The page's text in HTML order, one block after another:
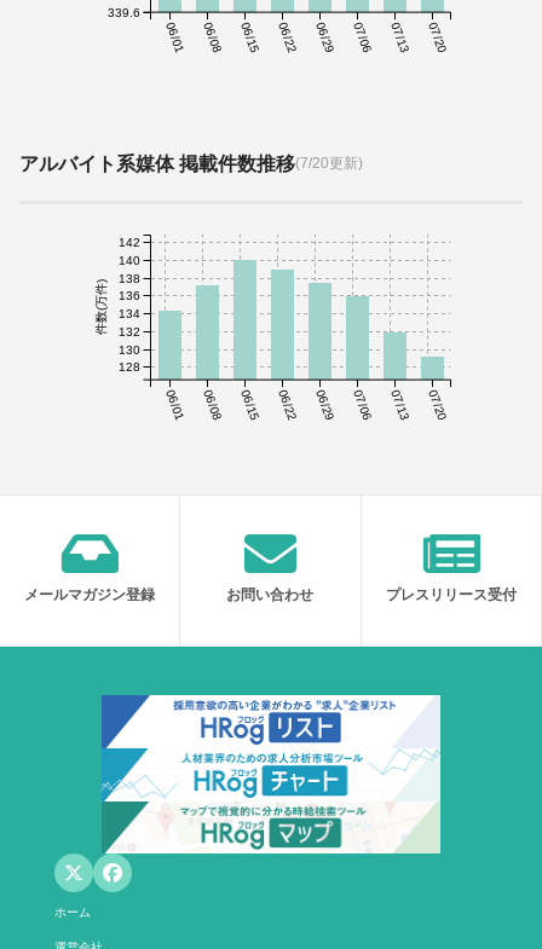
06/01 06/08 06/15 06/22 06/29 07/06 07/13 07/20
339.6
アルバイト系媒体 掲載件数推移(7/20更新)
06/01 06/08 06/15 06/22 06/29 07/06 07/13 07/20
件数(万件)
128
130
132
134
136
138
140
142
メールマガジン登録 お問い合わせ プレスリリース受付
ホーム